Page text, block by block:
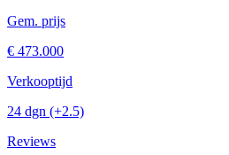
Gem. prijs
€ 473.000
Verkooptijd
24 dgn (+2.5)
Reviews